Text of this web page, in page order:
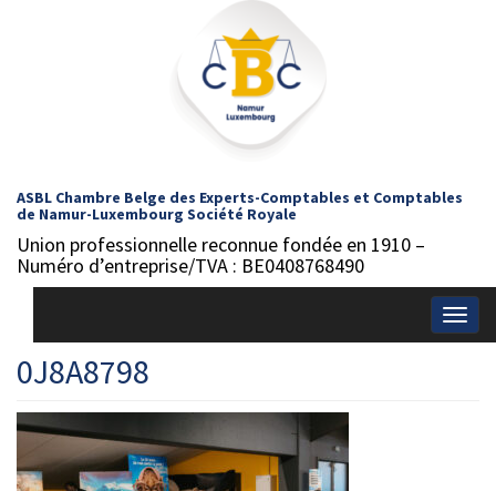
ASBL Chambre Belge des Experts-Comptables et Comptables
de Namur-Luxembourg Société Royale
Union professionnelle reconnue fondée en 1910 –
Numéro d’entreprise/TVA : BE0408768490
0J8A8798